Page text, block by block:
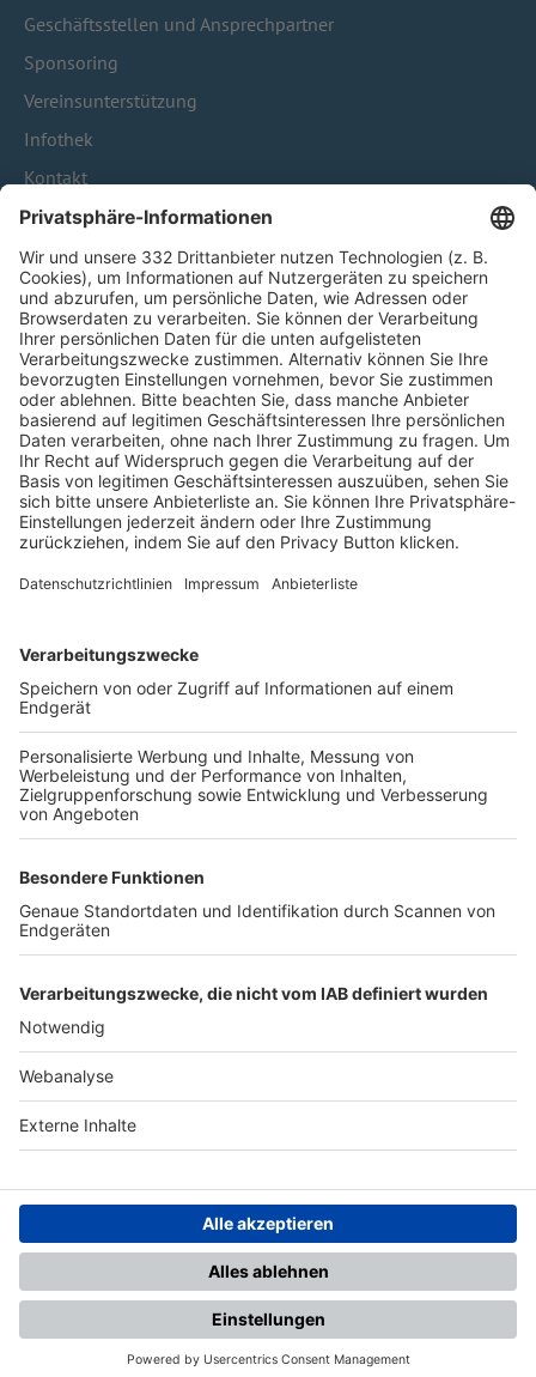
Geschäftsstellen und Ansprechpartner
Sponsoring
Vereinsunterstützung
Infothek
Kontakt
HÄUFIG BESUCHTE SEITEN
Pässe und Vereinswechsel
Trainerausbildung
Schulungsangebot Vereinsmitarbeiter
BFV-Geschäftsstellen
Trainerbörse
Login SpielPlus
FOLGE DEM BFV
TOP-VEREINE
TOP-PARTNER
Nutzungsbedingungen Datenschutz Impressum